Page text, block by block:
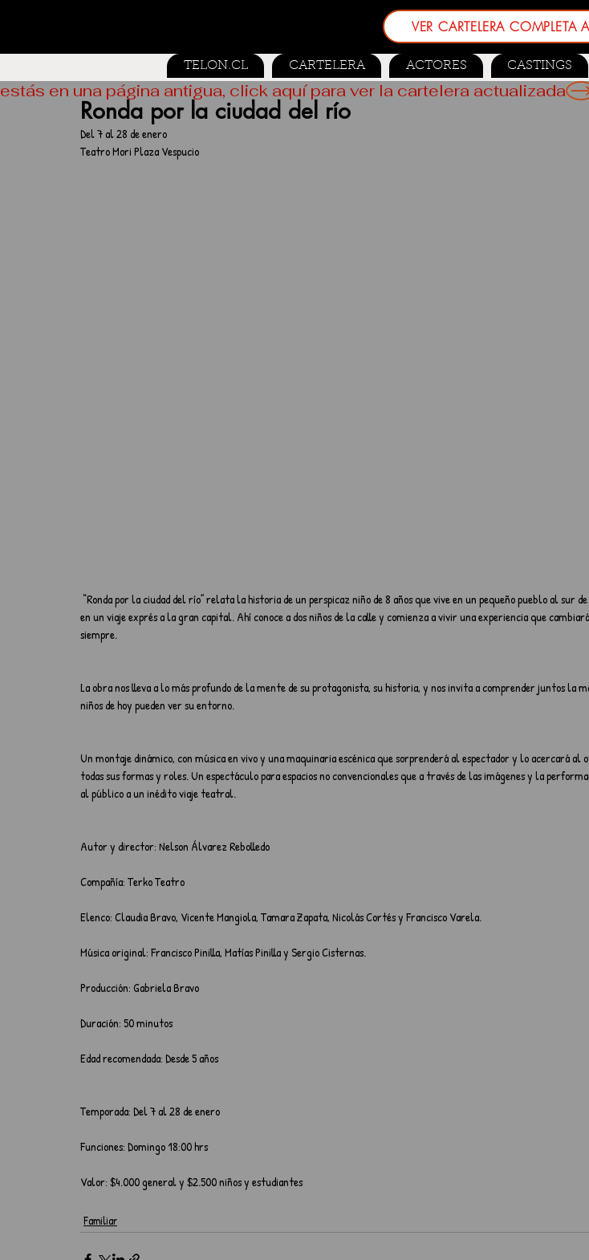
VER CARTELERA COMPLETA
TELON.CL CARTELERA ACTORES CASTINGS
Ronda por la ciudad del río
Del 7 al 28 de enero
Teatro Mori Plaza Vespucio
en un viaje exprés a la gran capital. Ahí conoce a dos niños de la calle y comienza a vivir una experiencia que
siempre.
La obra nos lleva a lo más profundo de la mente de su protagonista, su historia, y nos invita a comprender juntos la
niños de hoy pueden ver su entorno.
Un montaje dinámico, con música en vivo y una maquinaria escénica que sorprenderá al espectador y lo acercará al
todas sus formas y roles. Un espectáculo para espacios no convencionales que a través de las imágenes y la
al público a un inédito viaje teatral.
Autor y director: Nelson Álvarez Rebolledo
Compañía: Terko Teatro
Elenco: Claudia Bravo, Vicente Mangiola, Tamara Zapata, Nicolás Cortés y Francisco Varela.
Música original: Francisco Pinilla, Matías Pinilla y Sergio Cisternas.
Producción: Gabriela Bravo
Duración: 50 minutos
Edad recomendada: Desde 5 años
Temporada: Del 7 al 28 de enero
Funciones: Domingo 18:00 hrs
Valor: $4.000 general y $2.500 niños y estudiantes
Familiar
estás en una página antigua, click aquí para ver la cartelera actualizada